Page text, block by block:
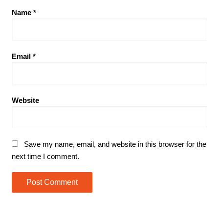
Name *
Email *
Website
Save my name, email, and website in this browser for the
next time I comment.